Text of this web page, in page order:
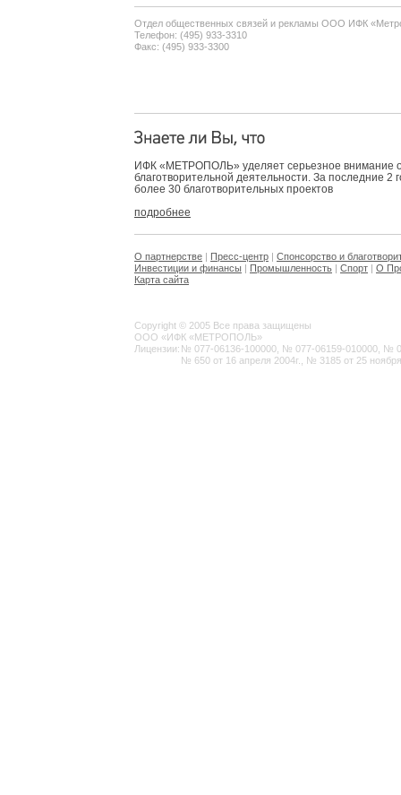
Отдел общественных связей и рекламы ООО ИФК
Телефон: (495) 933-3310
Факс: (495) 933-3300
ИФК «МЕТРОПОЛЬ» уделяет серьезное внимание
благотворительной деятельности. За последние 2
более 30 благотворительных проектов
подробнее
О партнерстве | Пресс-центр | Спонсорство и
Инвестиции и финансы | Промышленность | Спорт | О
Карта сайта
Copyright © 2005 Все права защищены
ООО «ИФК «МЕТРОПОЛЬ»
Лицензии: № 077-06136-100000, № 077-06159-010000, №
№ 650 от 16 апреля 2004г., № 3185 от 25